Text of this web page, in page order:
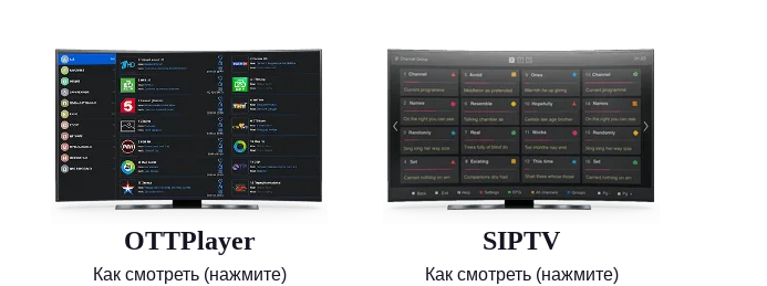
OTTPlayer
Как смотреть (нажмите)
SIPTV
Как смотреть (нажмите)